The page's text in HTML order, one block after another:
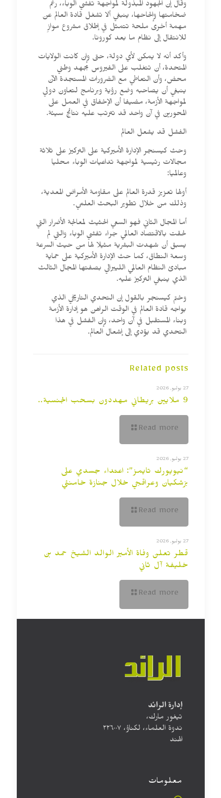
وقال إن الجهود المبذولة لمواجهة تفشي الوباء، رغم
ضخامتها وإلحاحها، ينبغي ألا تشغل قادة العالم عن
مهمة أخرى ملحة تتمثل في إطلاق مشروع موازٍ
للانتقال إلى نظام ما بعد كورونا.
وأكد أنه لا يمكن لأي دولة، حتى وإن كانت الولايات
المتحدة، أن تتغلب على الفيروس بجهد وطني
محض، وأن التعاطي مع الضرورات المستجدة الآن
ينبغي أن يصاحبه وضع رؤية وبرنامج لتعاون دولي
لمواجهة الأزمة، مضيفا أن الإخفاق في العمل على
المحورين في آن واحد قد تترتب عليه نتائج سيئة.
الفشل قد يشعل العالم
وحث كيسنجر الإدارة الأميركية على التركيز على ثلاثة
مجالات رئيسية لمواجهة تداعيات الوباء محليا
وعالميا:
أولها تعزيز قدرة العالم على مقاومة الأمراض المعدية،
وذلك من خلال تطوير البحث العلمي.
أما المجال الثاني فهو السعي الحثيث لمعالجة الأضرار التي
لحقت بالاقتصاد العالمي جراء تفشي الوباء والتي لم
يسبق أن شهدت البشرية مثيلا لها من حيث السرعة
وسعة النطاق، كما حث الإدارة الأميركية على حماية
مبادئ النظام العالمي الليبرالي بصفتها المجال الثالث
الذي ينبغي التركيز عليه.
وختم كيسنجر بالقول إن التحدي التاريخي الذي
يواجه قادة العالم في الوقت الراهن هو إدارة الأزمة
وبناء المستقبل في آن واحد، وإن الفشل في هذا
التحدي قد يؤدي إلى إشعال العالم.
Related posts
27 يوليو, 2026
9 ملايين بريطاني مهددون بسحب الجنسية..
Read more
27 يوليو, 2026
“نيويورك تايمز”: اعتداء جسدي على
بزشكيان وعراقجي خلال جنازة خامنئي
Read more
27 يوليو, 2026
قطر تعلن وفاة الأمير الوالد الشيخ حمد بن
خليفة آل ثاني
Read more
إدارة الرائد
تيغور مارك،
ندوة العلماء، لكناؤ، ۲۲٦۰۰۷
الهند
معلومات